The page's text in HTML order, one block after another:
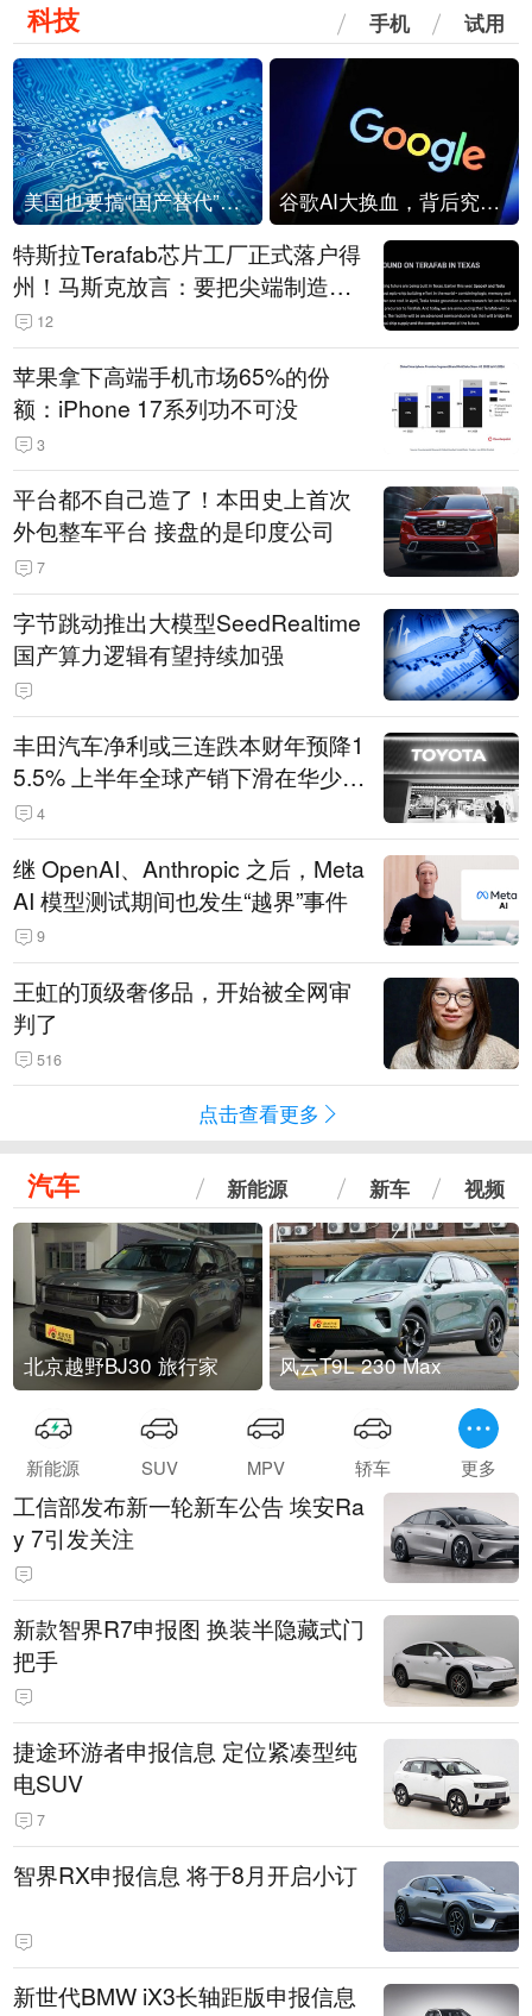
科技 手机 试用
美国也要搞“国产替代”？先算清三笔账 谷歌AI大换血，背后究竟发生了什么？
特斯拉Terafab芯片工厂正式落户得
州！马斯克放言：要把尖端制造带
回美国
12
苹果拿下高端手机市场65%的份
额：iPhone 17系列功不可没
3
平台都不自己造了！本田史上首次
外包整车平台 接盘的是印度公司
7
字节跳动推出大模型SeedRealtime
国产算力逻辑有望持续加强
丰田汽车净利或三连跌本财年预降1
5.5% 上半年全球产销下滑在华少卖
14.3万辆
4
继 OpenAI、Anthropic 之后，Meta
AI 模型测试期间也发生“越界”事件
9
王虹的顶级奢侈品，开始被全网审
判了
516
点击查看更多
汽车 新能源 新车 视频
北京越野BJ30 旅行家 风云T9L 230 Max
新能源 SUV MPV 轿车 更多
工信部发布新一轮新车公告 埃安Ra
y 7引发关注
新款智界R7申报图 换装半隐藏式门
把手
捷途环游者申报信息 定位紧凑型纯
电SUV
7
智界RX申报信息 将于8月开启小订
新世代BMW iX3长轴距版申报信息